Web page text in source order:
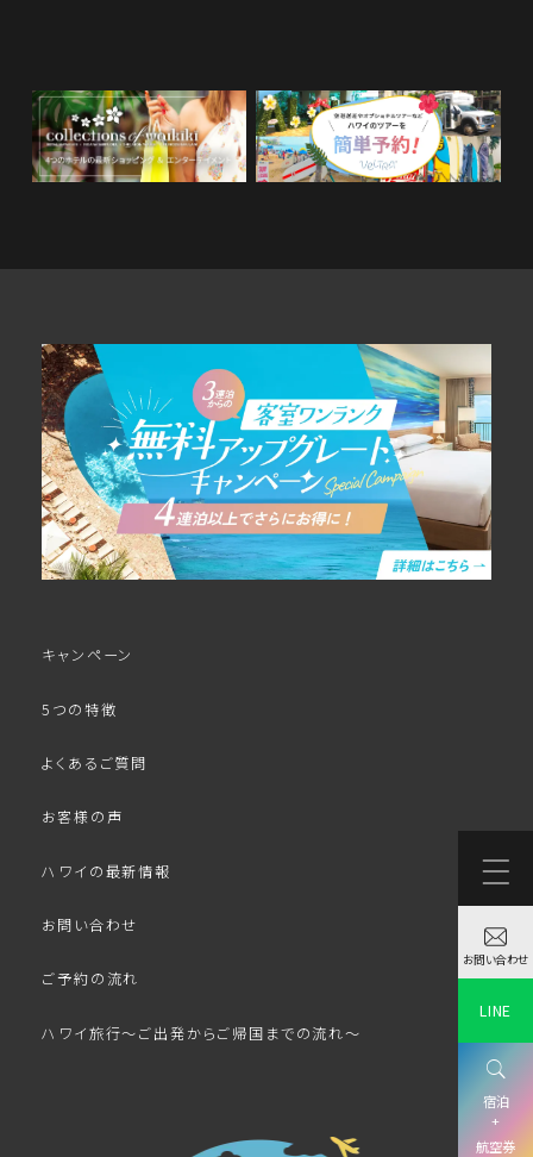
キャンペーン
5つの特徴
よくあるご質問
お客様の声
ハワイの最新情報
お問い合わせ
ご予約の流れ
ハワイ旅行～ご出発からご帰国までの流れ～
お問い合わせ
LINE
宿泊
+
航空券